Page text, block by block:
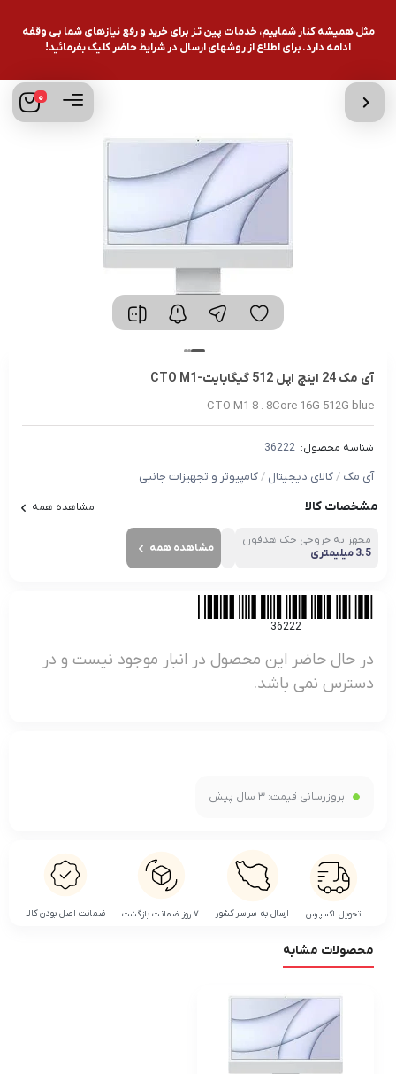
مثل همیشه کنار شماییم، خدمات پین تـز برای خرید و رفع نیازهای شما بی وقفه
ادامه دارد. برای اطلاع از روشهای ارسال در شرایط حاضر کلیک بفرمائید!
0
آی مک 24 اینچ اپل 512 گیگابایت-CTO M1
CTO M1 8 . 8Core 16G 512G blue
شناسه محصول: 36222
آی مک /کالای دیجیتال /کامپیوتر و تجهیزات جانبی
مشخصات کالا مشاهده همه
مجهز به خروجی جک هدفون
3.5 میلیمتری
مشاهده همه
36222
در حال حاضر این محصول در انبار موجود نیست و در
دسترس نمی باشد.
بروزرسانی قیمت: 3 سال پیش
تحویل اکسپرس ارسال به سراسر کشور ۷ روز ضمانت بازگشت ضمانت اصل بودن کالا
محصولات مشابه